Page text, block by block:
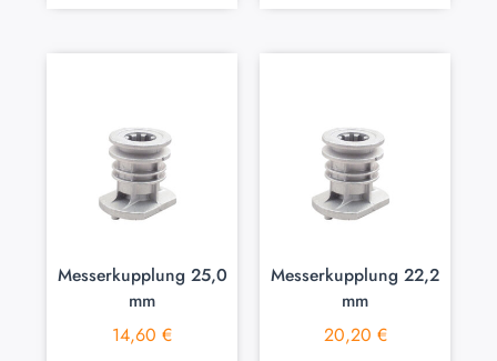
Messerkupplung 25,0
mm
14,60 €
Messerkupplung 22,2
mm
20,20 €